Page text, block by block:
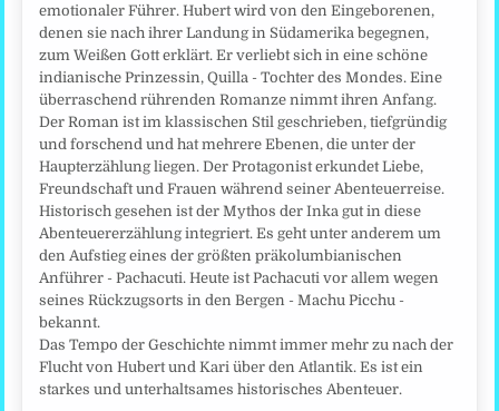
emotionaler Führer. Hubert wird von den Eingeborenen,
denen sie nach ihrer Landung in Südamerika begegnen,
zum Weißen Gott erklärt. Er verliebt sich in eine schöne
indianische Prinzessin, Quilla - Tochter des Mondes. Eine
überraschend rührenden Romanze nimmt ihren Anfang.
Der Roman ist im klassischen Stil geschrieben, tiefgründig
und forschend und hat mehrere Ebenen, die unter der
Haupterzählung liegen. Der Protagonist erkundet Liebe,
Freundschaft und Frauen während seiner Abenteuerreise.
Historisch gesehen ist der Mythos der Inka gut in diese
Abenteuererzählung integriert. Es geht unter anderem um
den Aufstieg eines der größten präkolumbianischen
Anführer - Pachacuti. Heute ist Pachacuti vor allem wegen
seines Rückzugsorts in den Bergen - Machu Picchu -
bekannt.
Das Tempo der Geschichte nimmt immer mehr zu nach der
Flucht von Hubert und Kari über den Atlantik. Es ist ein
starkes und unterhaltsames historisches Abenteuer.